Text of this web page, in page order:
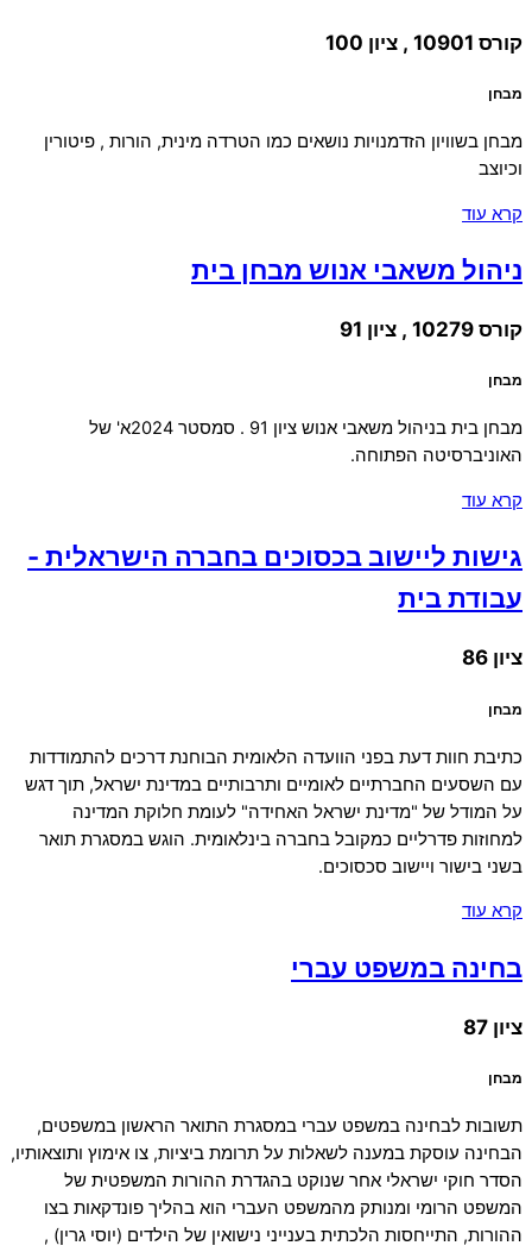
קורס 10901 , ציון 100
מבחן
מבחן בשוויון הזדמנויות נושאים כמו הטרדה מינית, הורות , פיטורין
וכיוצב
קרא עוד
ניהול משאבי אנוש מבחן בית
קורס 10279 , ציון 91
מבחן
מבחן בית בניהול משאבי אנוש ציון 91 . סמסטר 2024א' של
האוניברסיטה הפתוחה.
קרא עוד
גישות ליישוב בכסוכים בחברה הישראלית -
עבודת בית
ציון 86
מבחן
כתיבת חוות דעת בפני הוועדה הלאומית הבוחנת דרכים להתמודדות
עם השסעים החברתיים לאומיים ותרבותיים במדינת ישראל, תוך דגש
על המודל של "מדינת ישראל האחידה" לעומת חלוקת המדינה
למחוזות פדרליים כמקובל בחברה בינלאומית. הוגש במסגרת תואר
בשני בישור ויישוב סכסוכים.
קרא עוד
בחינה במשפט עברי
ציון 87
מבחן
תשובות לבחינה במשפט עברי במסגרת התואר הראשון במשפטים,
הבחינה עוסקת במענה לשאלות על תרומת ביציות, צו אימוץ ותוצאותיו,
הסדר חוקי ישראלי אחר שנוקט בהגדרת ההורות המשפטית של
המשפט הרומי ומנותק מהמשפט העברי הוא בהליך פונדקאות בצו
ההורות, התייחסות הלכתית בענייני נישואין של הילדים (יוסי גרין) ,